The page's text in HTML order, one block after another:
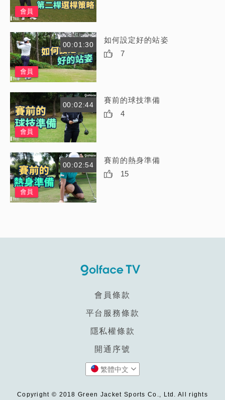
會員
00:01:30
會員
如何設定好的站姿
7
00:02:44
會員
賽前的球技準備
4
00:02:54
會員
賽前的熱身準備
15
會員條款
平台服務條款
隱私權條款
開通序號
繁體中文
Copyright © 2018 Green Jacket Sports Co., Ltd. All rights